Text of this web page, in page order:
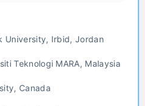
University, Irbid, Jordan
Teknologi MARA, Malaysia
Canada